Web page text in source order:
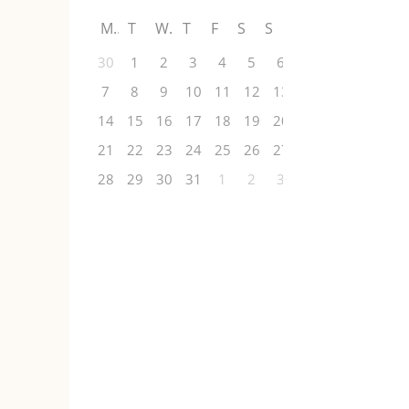
M T W T F S S
30 1 2 3 4 5
6
7
8 9 10 11 12
13
14
15 16 17 18 19
20
21
22 23 24 25 26
27
28
29 30 31 1 2 3